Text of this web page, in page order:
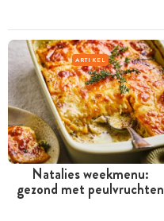
ARTIKEL
Natalies weekmenu:
gezond met peulvruchten